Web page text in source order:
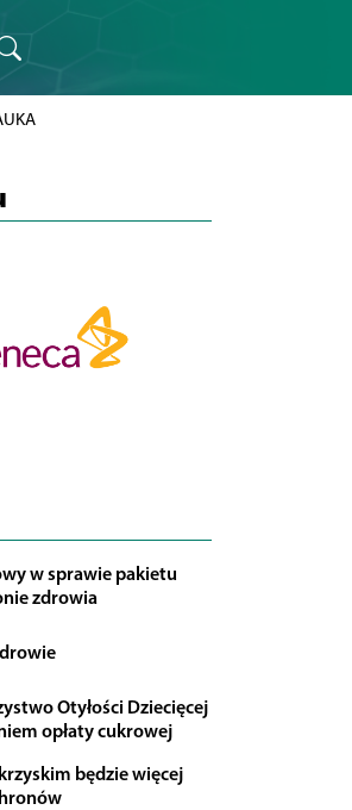
w sprawie pakietu
zdrowia
Otyłości Dziecięcej
opłaty cukrowej
będzie więcej